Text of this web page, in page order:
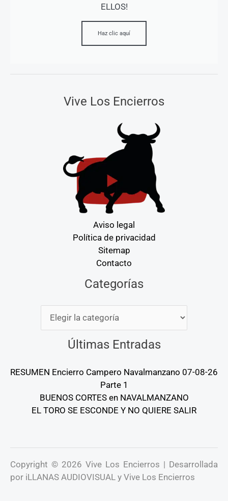
ELLOS!
Haz clic aquí
Vive Los Encierros
Aviso legal
Política de privacidad
Sitemap
Contacto
Categorías
Últimas Entradas
RESUMEN Encierro Campero Navalmanzano 07-08-26
Parte 1
BUENOS CORTES en NAVALMANZANO
EL TORO SE ESCONDE Y NO QUIERE SALIR
Copyright © 2026 Vive Los Encierros | Desarrollada
por iLLANAS AUDIOVISUAL y Vive Los Encierros